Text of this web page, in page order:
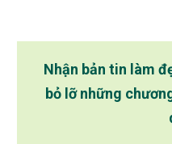
Nhận bản tin làm
bỏ lỡ những